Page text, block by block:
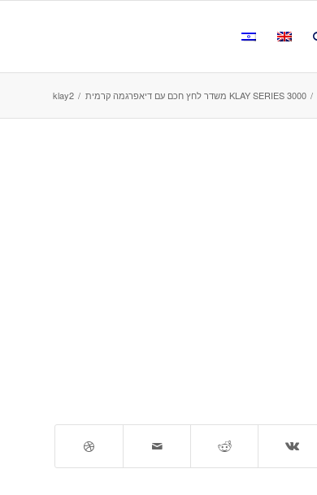
/ KLAY SERIES 3000 משדר לחץ חכם עם דיאפרגמה קרמית /
klay2